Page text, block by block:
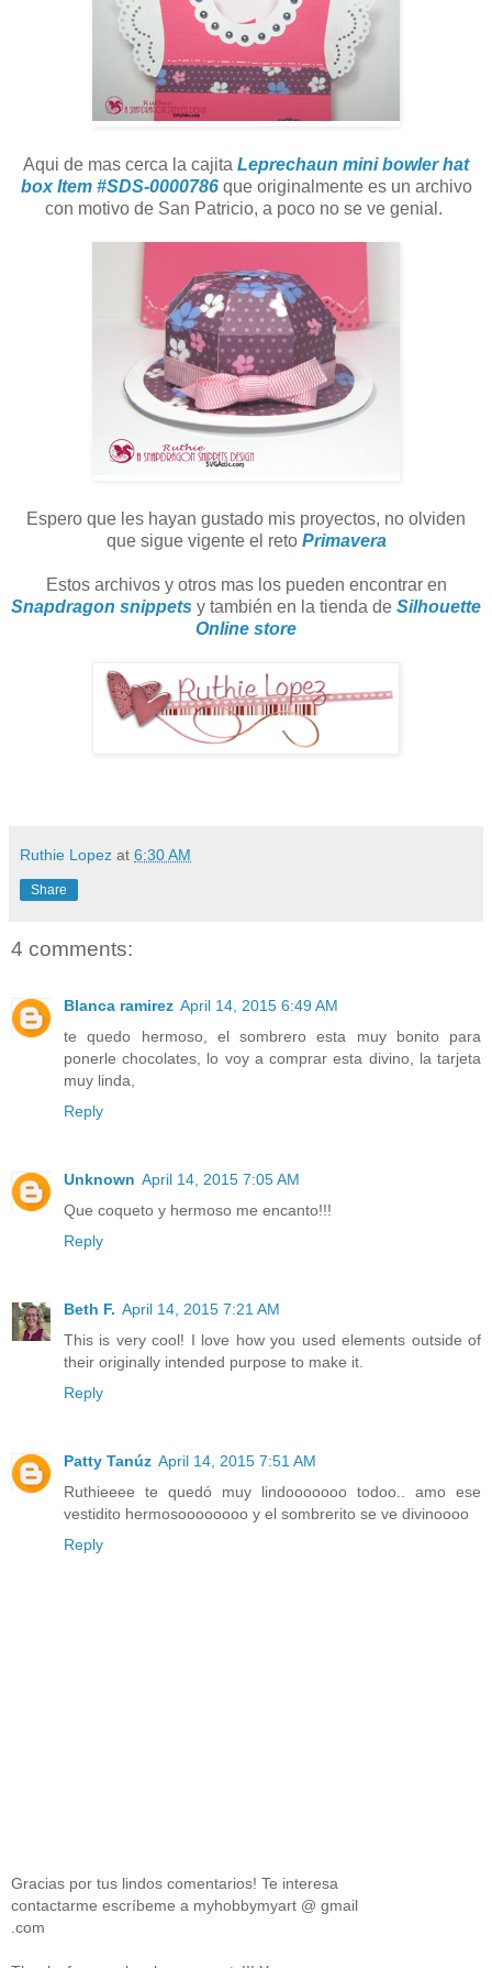
Aqui de mas cerca la cajita Leprechaun mini bowler hat
box Item #SDS-0000786que originalmente es un archivo
con motivo de San Patricio, a poco no se ve genial.
Espero que les hayan gustado mis proyectos, no olviden
que sigue vigente el reto Primavera
Estos archivos y otros mas los pueden encontrar en
Snapdragon snippets y también en la tienda de Silhouette
Online store
Ruthie Lopez at 6:30 AM
Share
4 comments:
Blanca ramirez April 14, 2015 6:49 AM
te quedo hermoso, el sombrero esta muy bonito para
ponerle chocolates, lo voy a comprar esta divino, la tarjeta
muy linda,
Reply
Unknown April 14, 2015 7:05 AM
Que coqueto y hermoso me encanto!!!
Reply
Beth F. April 14, 2015 7:21 AM
This is very cool! I love how you used elements outside of
their originally intended purpose to make it.
Reply
Patty Tanúz April 14, 2015 7:51 AM
Ruthieeee te quedó muy lindooooooo todoo.. amo ese
vestidito hermosoooooooo y el sombrerito se ve divinoooo
Reply
Gracias por tus lindos comentarios! Te interesa
contactarme escríbeme a myhobbymyart @ gmail
.com